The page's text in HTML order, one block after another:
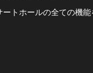
トホールの全ての機